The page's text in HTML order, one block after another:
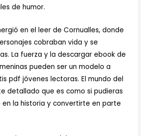
de humor.
en el leer de Cornualles, donde
cobraban vida y se
La fuerza y la descargar ebook de
pueden ser un modelo a
pdf jóvenes lectoras. El mundo del
detallado que es como si pudieras
la historia y convertirte en parte